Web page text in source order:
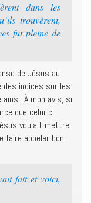
dans les
trouvèrent,
fut pleine de
de Jésus au
des indices sur les
À mon avis, si
que celui-ci
voulait mettre
faire appeler bon
fait et voici,